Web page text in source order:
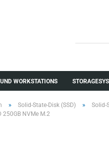
WORKSTATIONS
» Solid-State-Disk (SSD) » Solid-
250GB NVMe M.2